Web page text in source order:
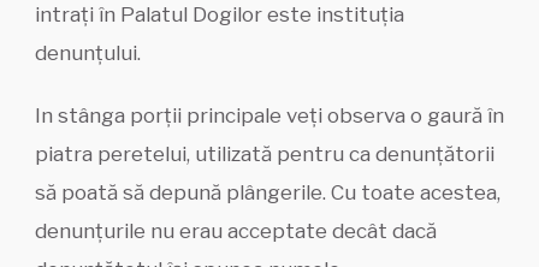
intrați în Palatul Dogilor este instituția
denunțului.
In stânga porții principale veți observa o gaură în
piatra peretelui, utilizată pentru ca denunțătorii
să poată să depună plângerile. Cu toate acestea,
denunțurile nu erau acceptate decât dacă